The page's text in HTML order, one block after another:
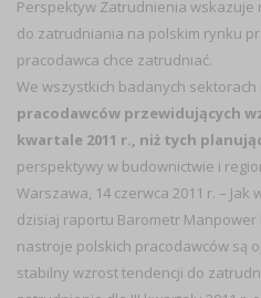
Perspektyw Zatrudnienia wskazuje
do zatrudniania na polskim rynku
pracodawca chce zatrudniać.
We wszystkich badanych sektorach
pracodawców przewidujących
kwartale 2011 r., niż tych
perspektywy w budownictwie i
Warszawa, 14 czerwca 2011 r. –
dzisiaj raportu Barometr
nastroje polskich pracodawców są
stabilny wzrost tendencji do